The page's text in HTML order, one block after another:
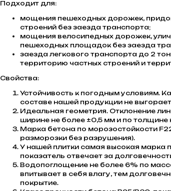
Подходит для:
мощения пешеходных дорожек,
строений без заезда транспорта;
мощения велосипедных дорожек,
пешеходных площадок без заезда
заезда легкового транспорта до 2
территорию частных строений и
Свойства:
Устойчивость к погодным условиям.
составе нашей продукции не
Идеальная геометрия. Отклонение
ширине не более ±0,5 мм и по толщине
Марка бетона по морозостойкости
разморозки без разрушения).
У нашей плитки самая высокая марка
показатель отвечает за
Водопоглощение не более 6% по
впитывает в себя влагу, тем
покрытие.